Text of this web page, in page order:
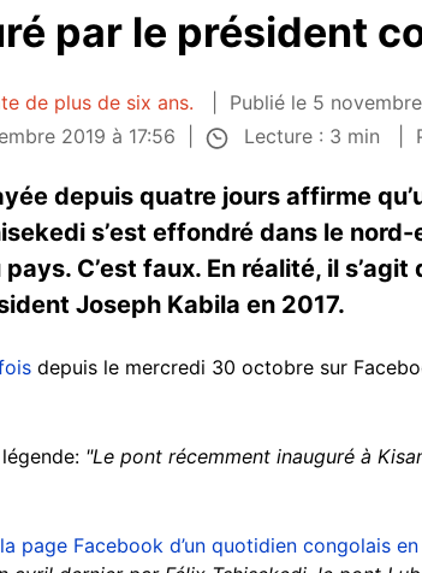
par le président
de plus de six ans.
Publié le 5
2019 à 17:56
Lecture : 3 min
depuis quatre jours affirme
s’est effondré dans le
C’est faux. En réalité, il
Joseph Kabila en 2017.
depuis le mercredi 30 octobre sur
"Le pont récemment inauguré à
la page Facebook d’un quotidien congolais